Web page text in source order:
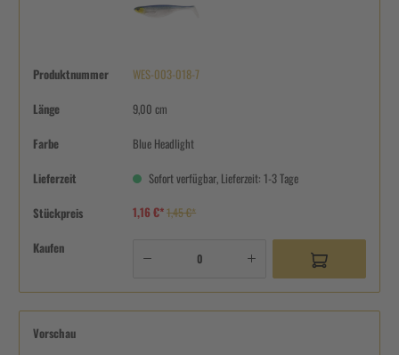
Produktnummer WES-003-018-7
Länge 9,00 cm
Farbe Blue Headlight
Lieferzeit Sofort verfügbar, Lieferzeit: 1-3 Tage
Stückpreis 1,16 €*1,45 €*
Kaufen
Vorschau